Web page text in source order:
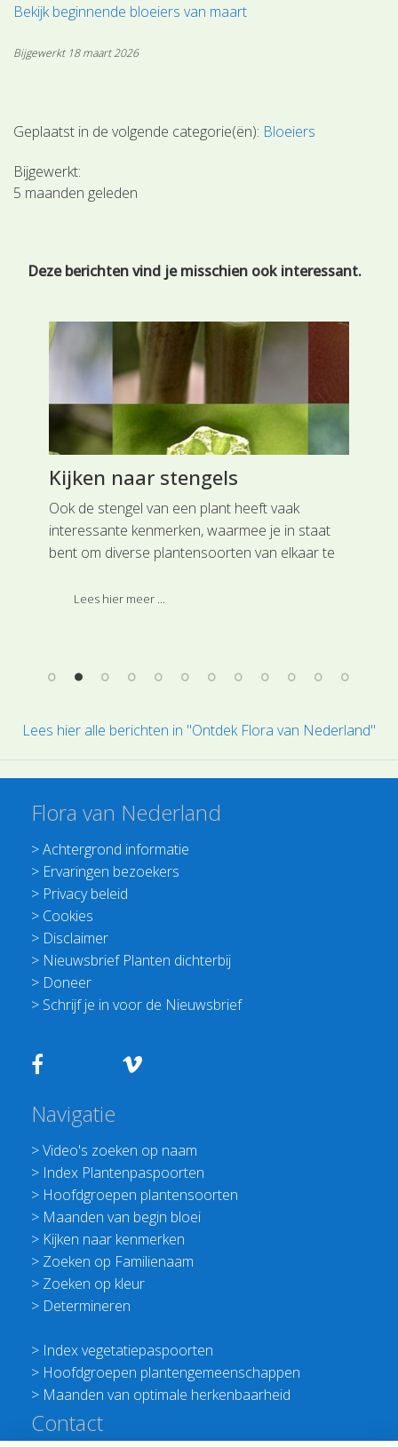
Bekijk beginnende bloeiers van maart
Bijgewerkt 18 maart 2026
Geplaatst in de volgende categorie(ën): Bloeiers
Bijgewerkt:
5 maanden geleden
Deze berichten vind je misschien ook interessant.
Kijken naar stengels
Ook de stengel van een plant heeft vaak
interessante kenmerken, waarmee je in staat
bent om diverse plantensoorten van elkaar te
Lees hier meer ...
Lees hier alle berichten in "Ontdek Flora van Nederland"
Flora van Nederland
>Achtergrond informatie
> Ervaringen bezoekers
> Privacy beleid
> Cookies
> Disclaimer
> Nieuwsbrief Planten dichterbij
> Doneer
> Schrijf je in voor de Nieuwsbrief
Navigatie
>Video's zoeken op naam
> Index Plantenpaspoorten
> Hoofdgroepen plantensoorten
> Maanden van begin bloei
> Kijken naar kenmerken
> Zoeken op Familienaam
> Zoeken op kleur
> Determineren
> Index vegetatiepaspoorten
> Hoofdgroepen plantengemeenschappen
> Maanden van optimale herkenbaarheid
Contact